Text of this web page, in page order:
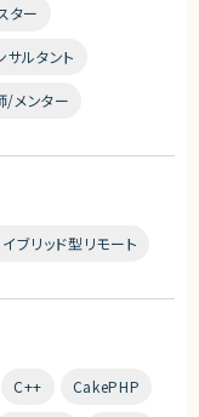
ター
サルタント
/メンター
ブリッド型リモート
C++ CakePHP